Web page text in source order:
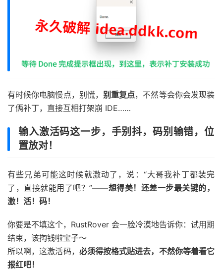
有时候你电脑慢点，别慌， 别重复点，不然等会你会发现装
了俩补丁，直接互相打架崩 IDE……
输入激活码这一步，手别抖，码别输错，位
置放对！
有些兄弟可能这时候就激动了，说：“大哥我补丁都装完
了，直接就能用了吧？”——想得美！还差一步最关键的，
激！活！码！
你要是不填这个，RustRover 会一脸冷漠地告诉你：试用期
结束，该掏钱啦宝子～
所以啊，这激活码， 必须得按格式贴进去，不然你等着看它
报红吧！